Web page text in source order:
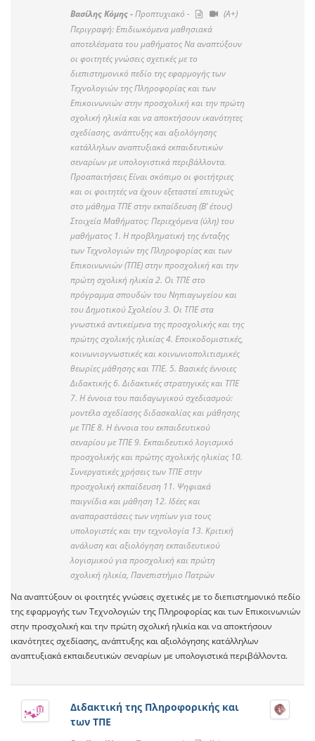
Βασίλης Κόμης -Προπτυχιακό -
(A+)
Περιγραφή: Επιδιωκόμενα μαθησιακά
αποτελέσματα του μαθήματος Να αναπτύξουν
οι φοιτητές γνώσεις σχετικές με το
διεπιστημονικό πεδίο της εφαρμογής των
Τεχνολογιών της Πληροφορίας και των
Επικοινωνιών στην προσχολική και την πρώτη
σχολική ηλικία και να αποκτήσουν ικανότητες
σχεδίασης, ανάπτυξης και αξιολόγησης
κατάλληλων αναπτυξιακά εκπαιδευτικών
σεναρίων με υπολογιστικά περιβάλλοντα.
Προαπαιτήσεις Είναι σκόπιμο οι φοιτήτριες
και οι φοιτητές να έχουν εξεταστεί επιτυχώς
στο μάθημα ΤΠΕ στην εκπαίδευση (Β’ έτους)
Στοιχεία Μαθήματος: Περιεχόμενα (ύλη) του
μαθήματος 1. Η προβληματική της ένταξης
των Τεχνολογιών της Πληροφορίας και των
Επικοινωνιών (ΤΠΕ) στην προσχολική και την
πρώτη σχολική ηλικία 2. Οι ΤΠΕ στο
πρόγραμμα σπουδών του Νηπιαγωγείου και
του Δημοτικού Σχολείου 3. Οι ΤΠΕ στα
γνωστικά αντικείμενα της προσχολικής και της
πρώτης σχολικής ηλικίας 4. Εποικοδομιστικές,
κοινωνιογνωστικές και κοινωνιοπολιτισμικές
θεωρίες μάθησης και ΤΠΕ. 5. Βασικές έννοιες
Διδακτικής 6. Διδακτικές στρατηγικές και ΤΠΕ
7. Η έννοια του παιδαγωγικού σχεδιασμού:
μοντέλα σχεδίασης διδασκαλίας και μάθησης
με ΤΠΕ 8. Η έννοια του εκπαιδευτικού
σεναρίου με ΤΠΕ 9. Εκπαιδευτικό λογισμικό
προσχολικής και πρώτης σχολικής ηλικίας 10.
Συνεργατικές χρήσεις των ΤΠΕ στην
προσχολική εκπαίδευση 11. Ψηφιακά
παιγνίδια και μάθηση 12. Ιδέες και
αναπαραστάσεις των νηπίων για τους
υπολογιστές και την τεχνολογία 13. Κριτική
ανάλυση και αξιολόγηση εκπαιδευτικού
λογισμικού για προσχολική και πρώτη
σχολική ηλικία, Πανεπιστήμιο Πατρών
Να αναπτύξουν οι φοιτητές γνώσεις σχετικές με το διεπιστημονικό πεδίο
της εφαρμογής των Τεχνολογιών της Πληροφορίας και των Επικοινωνιών
στην προσχολική και την πρώτη σχολική ηλικία και να αποκτήσουν
ικανότητες σχεδίασης, ανάπτυξης και αξιολόγησης κατάλληλων
αναπτυξιακά εκπαιδευτικών σεναρίων με υπολογιστικά περιβάλλοντα.
Διδακτική της Πληροφορικής και
των ΤΠΕ